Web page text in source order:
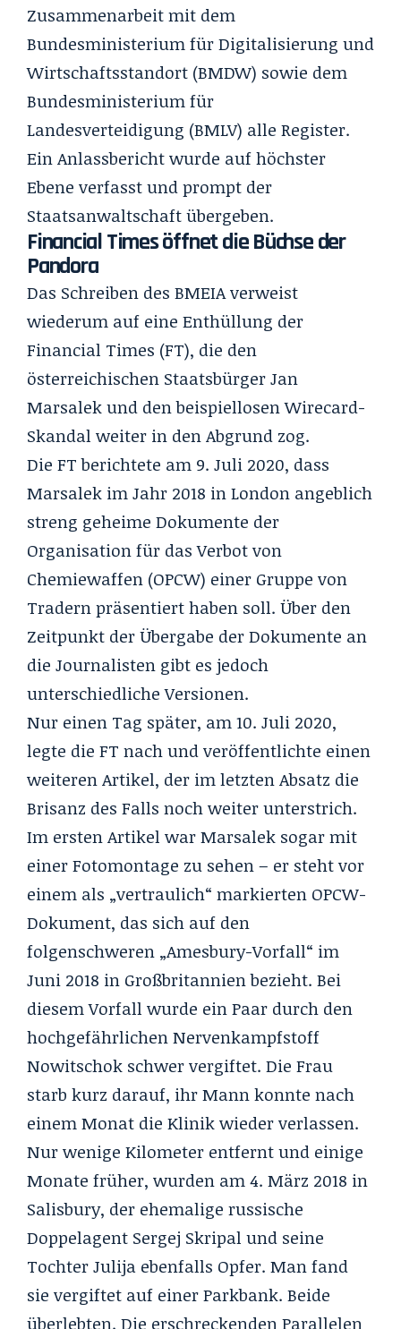
Zusammenarbeit mit dem
Bundesministerium für Digitalisierung und
Wirtschaftsstandort (BMDW) sowie dem
Bundesministerium für
Landesverteidigung (BMLV) alle Register.
Ein Anlassbericht wurde auf höchster
Ebene verfasst und prompt der
Staatsanwaltschaft übergeben.
Financial Times öffnet die Büchse der
Pandora
Das Schreiben des BMEIA verweist
wiederum auf eine Enthüllung der
Financial Times (FT), die den
österreichischen Staatsbürger Jan
Marsalek und den beispiellosen Wirecard-
Skandal weiter in den Abgrund zog.
Die FT berichtete am 9. Juli 2020, dass
Marsalek im Jahr 2018 in London angeblich
streng geheime Dokumente der
Organisation für das Verbot von
Chemiewaffen (OPCW) einer Gruppe von
Tradern präsentiert haben soll. Über den
Zeitpunkt der Übergabe der Dokumente an
die Journalisten gibt es jedoch
unterschiedliche Versionen.
Nur einen Tag später, am 10. Juli 2020,
legte die FT nachund veröffentlichte einen
weiteren Artikel, der im letzten Absatz die
Brisanz des Falls noch weiter unterstrich.
Im ersten Artikel war Marsalek sogar mit
einer Fotomontage zu sehen – er steht vor
einem als „vertraulich“ markierten OPCW-
Dokument, das sich auf den
folgenschweren „Amesbury-Vorfall“ im
Juni 2018 in Großbritannien bezieht. Bei
diesem Vorfall wurde ein Paar durch den
hochgefährlichen Nervenkampfstoff
Nowitschok schwer vergiftet. Die Frau
starb kurz darauf, ihr Mann konnte nach
einem Monat die Klinik wieder verlassen.
Nur wenige Kilometer entfernt und einige
Monate früher, wurden am 4. März 2018 in
Salisbury, der ehemalige russische
Doppelagent Sergej Skripal und seine
Tochter Julija ebenfalls Opfer. Man fand
sie vergiftet auf einer Parkbank. Beide
überlebten. Die erschreckenden Parallelen